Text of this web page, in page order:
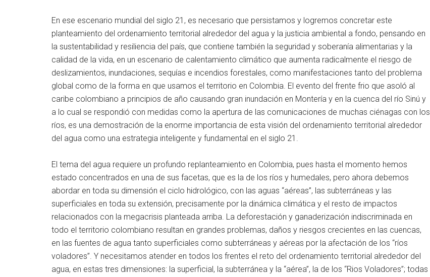
En ese escenario mundial del siglo 21, es necesario que persistamos y logremos concretar este
planteamiento del ordenamiento territorial alrededor del agua y la justicia ambiental a fondo, pensando en
la sustentabilidad y resiliencia del país, que contiene también la seguridad y soberanía alimentarias y la
calidad de la vida, en un escenario de calentamiento climático que aumenta radicalmente el riesgo de
deslizamientos, inundaciones, sequías e incendios forestales, como manifestaciones tanto del problema
global como de la forma en que usamos el territorio en Colombia. El evento del frente frio que asoló al
caribe colombiano a principios de año causando gran inundación en Montería y en la cuenca del río Sinú y
a lo cual se respondió con medidas como la apertura de las comunicaciones de muchas ciénagas con los
ríos, es una demostración de la enorme importancia de esta visión del ordenamiento territorial alrededor
del agua como una estrategia inteligente y fundamental en el siglo 21.
El tema del agua requiere un profundo replanteamiento en Colombia, pues hasta el momento hemos
estado concentrados en una de sus facetas, que es la de los ríos y humedales, pero ahora debemos
abordar en toda su dimensión el ciclo hidrológico, con las aguas “aéreas”, las subterráneas y las
superficiales en toda su extensión, precisamente por la dinámica climática y el resto de impactos
relacionados con la megacrisis planteada arriba. La deforestación y ganaderización indiscriminada en
todo el territorio colombiano resultan en grandes problemas, daños y riesgos crecientes en las cuencas,
en las fuentes de agua tanto superficiales como subterráneas y aéreas por la afectación de los “ríos
voladores”. Y necesitamos atender en todos los frentes el reto del ordenamiento territorial alrededor del
agua, en estas tres dimensiones: la superficial, la subterránea y la “aérea”, la de los “Rios Voladores”; todas